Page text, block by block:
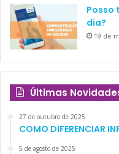
Posso
dia?
19 de
Últimas
27 de outubro de 2025
COMO DIFERENCIAR
5 de agosto de 2025